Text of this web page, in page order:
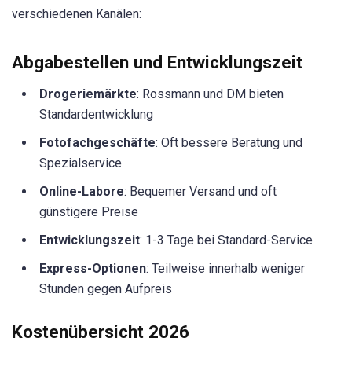
verschiedenen Kanälen:
Abgabestellen und Entwicklungszeit
Drogeriemärkte: Rossmann und DM bieten
Standardentwicklung
Fotofachgeschäfte: Oft bessere Beratung und
Spezialservice
Online-Labore: Bequemer Versand und oft
günstigere Preise
Entwicklungszeit: 1-3 Tage bei Standard-Service
Express-Optionen: Teilweise innerhalb weniger
Stunden gegen Aufpreis
Kostenübersicht 2026